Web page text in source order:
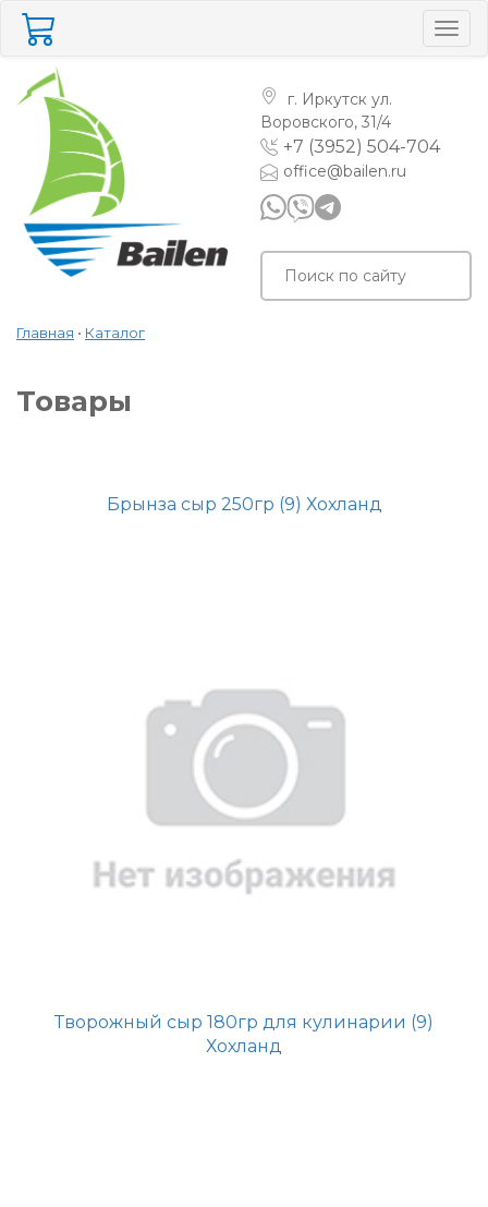
г. Иркутск ул.
Воровского, 31/4
+7 (3952) 504-704
office@bailen.ru
Главная • Каталог
Товары
Брынза сыр 250гр (9) Хохланд
Творожный сыр 180гр для кулинарии (9)
Хохланд